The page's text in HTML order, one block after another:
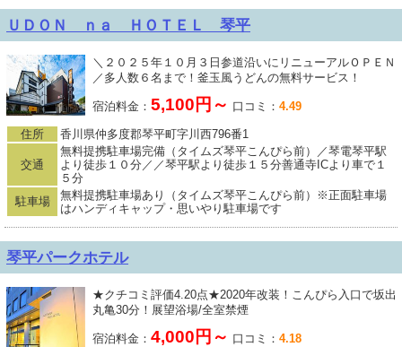
ＵＤＯＮ ｎａ ＨＯＴＥＬ 琴平
＼２０２５年１０月３日参道沿いにリニューアルＯＰＥＮ
／多人数６名まで！釜玉風うどんの無料サービス！
宿泊料金： 5,100円～ 口コミ： 4.49
住所 香川県仲多度郡琴平町字川西796番1
交通
無料提携駐車場完備（タイムズ琴平こんぴら前）／琴電琴平駅
より徒歩１０分／／琴平駅より徒歩１５分善通寺ICより車で１
５分
駐車場
無料提携駐車場あり（タイムズ琴平こんぴら前）※正面駐車場
はハンディキャップ・思いやり駐車場です
琴平パークホテル
★クチコミ評価4.20点★2020年改装！こんぴら入口で坂出
丸亀30分！展望浴場/全室禁煙
宿泊料金： 4,000円～ 口コミ： 4.18